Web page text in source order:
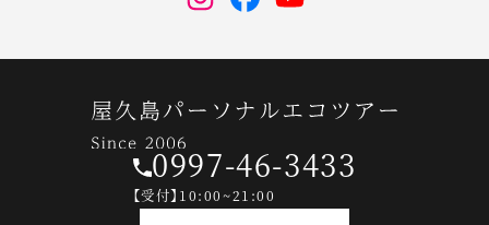
庭園の原風景みたいなところ
り歩くのが気持ちいです
0997-46-3433
【受付】10:00~21:00